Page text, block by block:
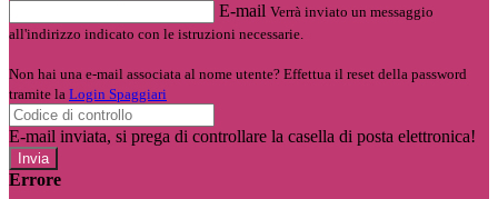
E-mail Verrà inviato un messaggio
all'indirizzo indicato con le istruzioni necessarie.
Non hai una e-mail associata al nome utente? Effettua il reset della password
tramite la Login Spaggiari
E-mail inviata, si prega di controllare la casella di posta elettronica!
Errore